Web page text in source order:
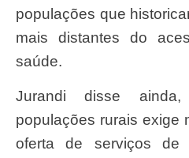
populações que
mais distantes do
saúde.
Jurandi disse ainda, que alcançar as
populações rurais exige
oferta de serviços